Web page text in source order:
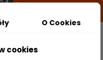
s
Szukaj
O Cookies
cookies